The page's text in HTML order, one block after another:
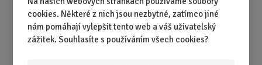
cookies. Některé z nich jsou nezbytné, zatímco jiné
nám pomáhají vylepšit tento web a váš uživatelský
zážitek. Souhlasíte s používáním všech cookies?
Dárky k příležitostem v sobě nesou víc než jen hodnotu
předmětu – jsouo vzpomínkách, emocích a gestech, která
spojují lidi napříč generacemi. Každá příležitost je jedinečná, a